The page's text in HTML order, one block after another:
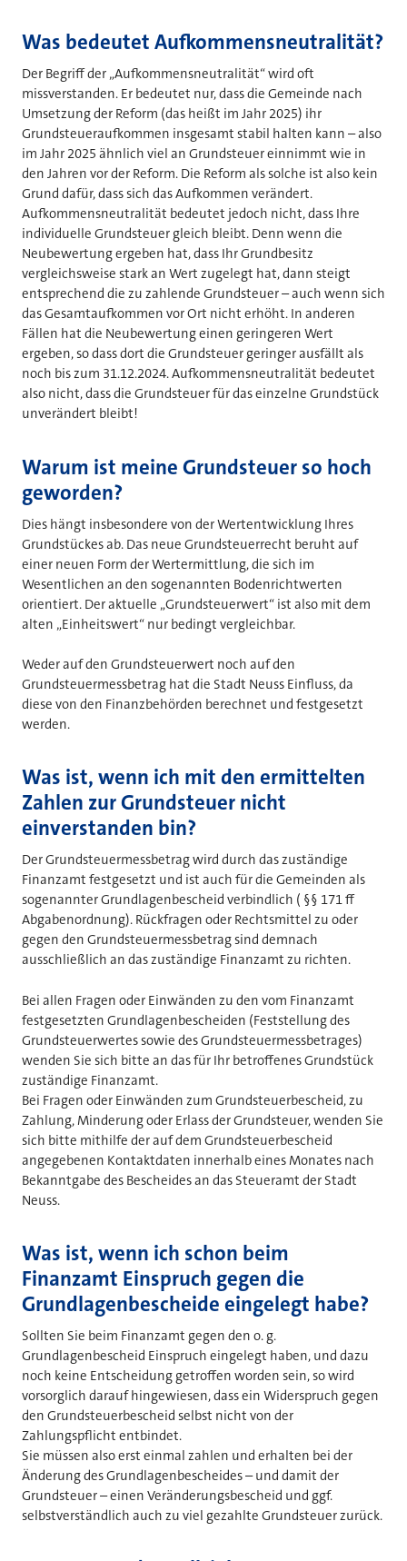
Was bedeutet Aufkommensneutralität?
Der Begriff der „Aufkommensneutralität“ wird oft
missverstanden. Er bedeutet nur, dass die Gemeinde nach
Umsetzung der Reform (das heißt im Jahr 2025) ihr
Grundsteueraufkommen insgesamt stabil halten kann – also
im Jahr 2025 ähnlich viel an Grundsteuer einnimmt wie in
den Jahren vor der Reform. Die Reform als solche ist also kein
Grund dafür, dass sich das Aufkommen verändert.
Aufkommensneutralität bedeutet jedoch nicht, dass Ihre
individuelle Grundsteuer gleich bleibt. Denn wenn die
Neubewertung ergeben hat, dass Ihr Grundbesitz
vergleichsweise stark an Wert zugelegt hat, dann steigt
entsprechend die zu zahlende Grundsteuer – auch wenn sich
das Gesamtaufkommen vor Ort nicht erhöht. In anderen
Fällen hat die Neubewertung einen geringeren Wert
ergeben, so dass dort die Grundsteuer geringer ausfällt als
noch bis zum 31.12.2024. Aufkommensneutralität bedeutet
also nicht, dass die Grundsteuer für das einzelne Grundstück
unverändert bleibt!
Warum ist meine Grundsteuer so hoch
geworden?
Dies hängt insbesondere von der Wertentwicklung Ihres
Grundstückes ab. Das neue Grundsteuerrecht beruht auf
einer neuen Form der Wertermittlung, die sich im
Wesentlichen an den sogenannten Bodenrichtwerten
orientiert. Der aktuelle „Grundsteuerwert“ ist also mit dem
alten „Einheitswert“ nur bedingt vergleichbar.
Weder auf den Grundsteuerwert noch auf den
Grundsteuermessbetrag hat die Stadt Neuss Einfluss, da
diese von den Finanzbehörden berechnet und festgesetzt
werden.
Was ist, wenn ich mit den ermittelten
Zahlen zur Grundsteuer nicht
einverstanden bin?
Der Grundsteuermessbetrag wird durch das zuständige
Finanzamt festgesetzt und ist auch für die Gemeinden als
sogenannter Grundlagenbescheid verbindlich ( §§ 171 ff
Abgabenordnung). Rückfragen oder Rechtsmittel zu oder
gegen den Grundsteuermessbetrag sind demnach
ausschließlich an das zuständige Finanzamt zu richten.
Bei allen Fragen oder Einwänden zu den vom Finanzamt
festgesetzten Grundlagenbescheiden (Feststellung des
Grundsteuerwertes sowie des Grundsteuermessbetrages)
wenden Sie sich bitte an das für Ihr betroffenes Grundstück
zuständige Finanzamt.
Bei Fragen oder Einwänden zum Grundsteuerbescheid, zu
Zahlung, Minderung oder Erlass der Grundsteuer, wenden Sie
sich bitte mithilfe der auf dem Grundsteuerbescheid
angegebenen Kontaktdaten innerhalb eines Monates nach
Bekanntgabe des Bescheides an das Steueramt der Stadt
Neuss.
Was ist, wenn ich schon beim
Finanzamt Einspruch gegen die
Grundlagenbescheide eingelegt habe?
Sollten Sie beim Finanzamt gegen den o. g.
Grundlagenbescheid Einspruch eingelegt haben, und dazu
noch keine Entscheidung getroffen worden sein, so wird
vorsorglich darauf hingewiesen, dass ein Widerspruch gegen
den Grundsteuerbescheid selbst nicht von der
Zahlungspflicht entbindet.
Sie müssen also erst einmal zahlen und erhalten bei der
Änderung des Grundlagenbescheides – und damit der
Grundsteuer – einen Veränderungsbescheid und ggf.
selbstverständlich auch zu viel gezahlte Grundsteuer zurück.